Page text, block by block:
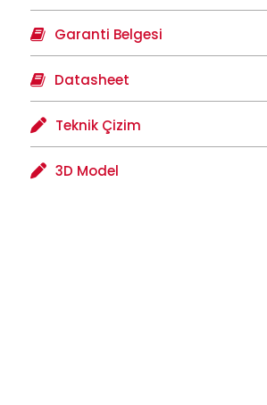
Garanti Belgesi
Datasheet
Teknik Çizim
3D Model